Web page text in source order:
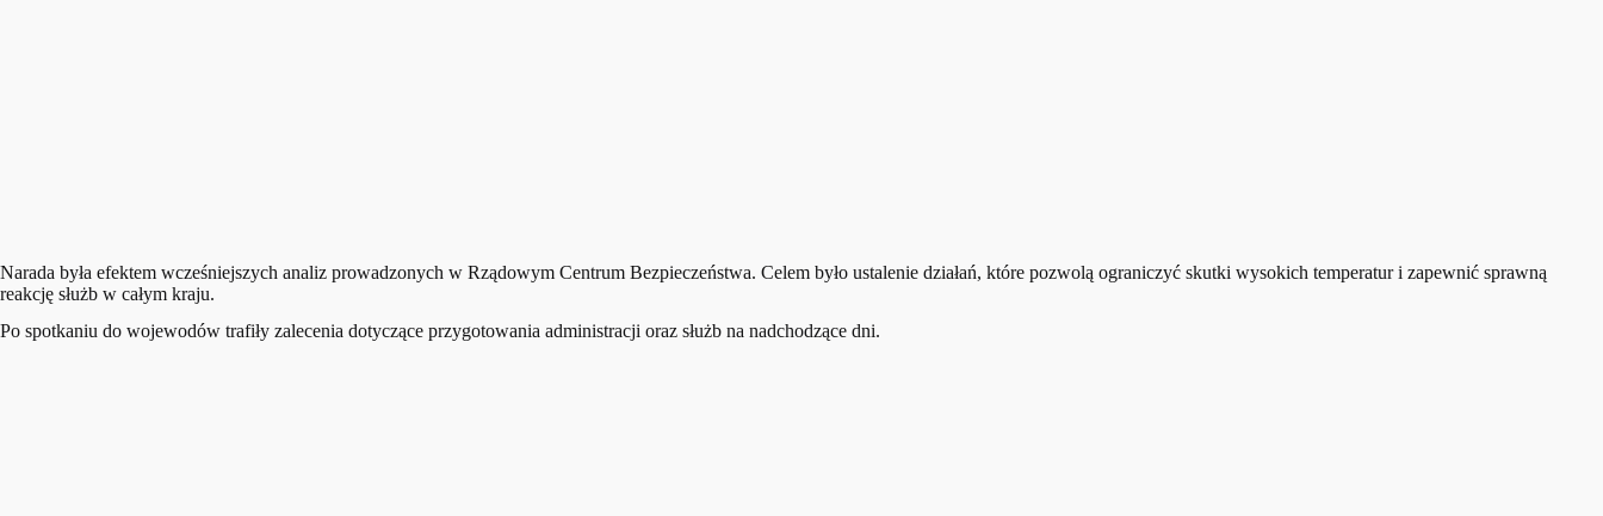
Narada była efektem wcześniejszych analiz prowadzonych w Rządowym Centrum Bezpieczeństwa. Celem było ustalenie działań, które pozwolą ograniczyć skutki wysokich temperatur i zapewnić sprawną
reakcję służb w całym kraju.
Po spotkaniu do wojewodów trafiły zalecenia dotyczące przygotowania administracji oraz służb na nadchodzące dni.